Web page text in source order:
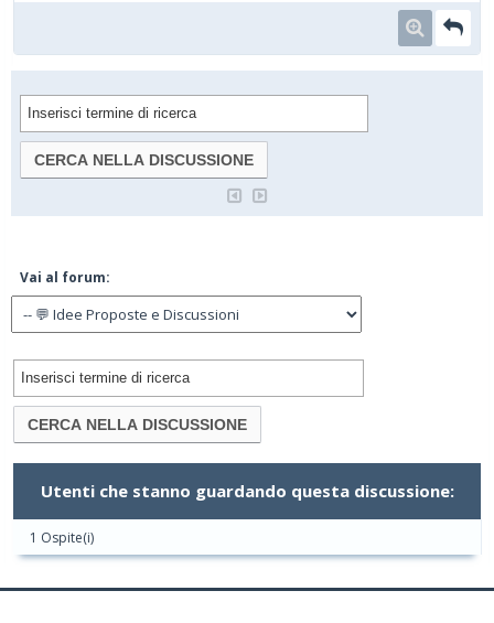
Vai al forum:
Utenti che stanno guardando questa discussione:
1 Ospite(i)